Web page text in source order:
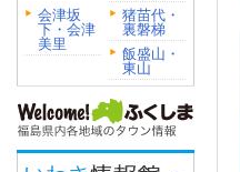
会津坂
下・会津
美里
猪苗代・
裏磐梯
飯盛山・
東山